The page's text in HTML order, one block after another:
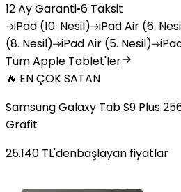
12 Ay Garanti•6 Taksit
iPad (10. Nesil) iPadAir (6.
(8. Nesil) iPadAir (5. Nesil)
Tüm Apple Tablet'ler
🔥 EN ÇOK SATAN
Samsung Galaxy Tab S9 Plus
Grafit
25.140 TL'denbaşlayan fiyatlar